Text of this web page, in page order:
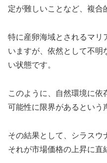
定が難しいことなど、複合
特に産卵海域とされるマリ
いますが、依然として不明
い状態です。
このように、自然環境に
可能性に限界があるという
その結果として、シラスウ
それが市場価格の上昇に直